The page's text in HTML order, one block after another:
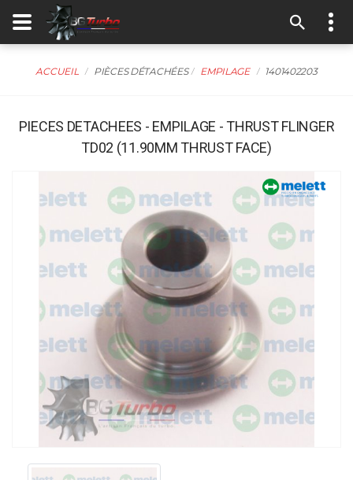
ACCUEIL PIÈCES DÉTACHÉES EMPILAGE 1401402203
PIECES DETACHEES - EMPILAGE - THRUST FLINGER
TD02 (11.90MM THRUST FACE)